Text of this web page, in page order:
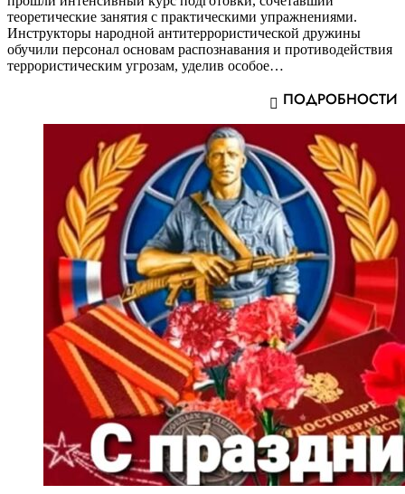
теоретические занятия с практическими упражнениями.
Инструкторы народной антитеррористической дружины
обучили персонал основам распознавания и противодействия
террористическим угрозам, уделив особое…
ПОДРОБНОСТИ